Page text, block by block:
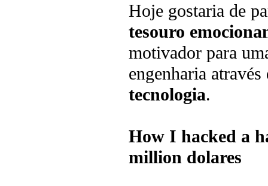
Hoje gostaria de
tesouro
motivador para
engenharia
tecnologia.
How I hacked a
million dolares